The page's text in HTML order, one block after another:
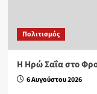
Πολιτισμός
Η Ηρώ Σαΐα στο
6 Αυγούστου 2026